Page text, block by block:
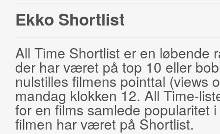
Ekko Shortlist
All Time Shortlist er en løbende
der har været på top 10 eller
nulstilles filmens pointtal (views
mandag klokken 12. All Time-
for en films samlede popularitet
filmen har været på Shortlist.